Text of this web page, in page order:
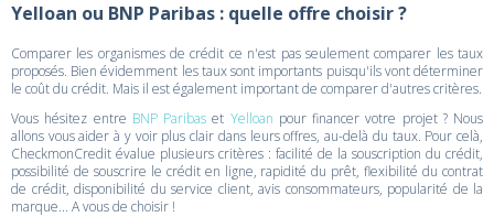
Yelloan ou BNP Paribas : quelle offre choisir ?
Comparer les organismes de crédit ce n'est pas seulement comparer les taux
proposés. Bien évidemment les taux sont importants puisqu'ils vont déterminer
le coût du crédit. Mais il est également important de comparer d'autres critères.
Vous hésitez entre BNP Paribas et Yelloan pour financer votre projet ? Nous
allons vous aider à y voir plus clair dans leurs offres, au-delà du taux. Pour celà,
CheckmonCredit évalue plusieurs critères : facilité de la souscription du crédit,
possibilité de souscrire le crédit en ligne, rapidité du prêt, flexibilité du contrat
de crédit, disponibilité du service client, avis consommateurs, popularité de la
marque... A vous de choisir !